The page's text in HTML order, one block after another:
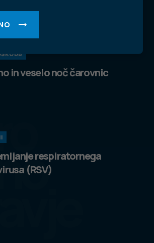
in veselo noč čarovnic
respiratornega
(RSV)